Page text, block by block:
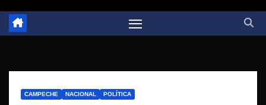
CAMPECHE NACIONAL POLÍTICA